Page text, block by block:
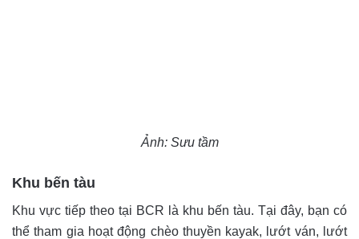
Ảnh: Sưu tầm
Khu bến tàu
Khu vực tiếp theo tại BCR là khu bến tàu. Tại đây, bạn có
thể tham gia hoạt động chèo thuyền kayak, lướt ván, lướt